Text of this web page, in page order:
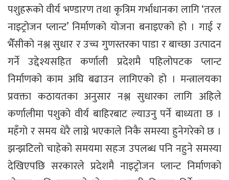
पशुहरूको वीर्य भण्डारण तथा कृत्रिम गर्भाधानका लागि ‘तरल
नाइट्रोजन प्लान्ट’ निर्माणको योजना बनाइएको हो । गाई र
भैँसीको नश्ल सुधार र उच्च गुणस्तरका पाडा र बाच्छा उत्पादन
गर्ने उद्देश्यसहित कर्णाली प्रदेशमै पहिलोपटक प्लान्ट
निर्माणको काम अघि बढाउन लागिएको हो । मन्त्रालयका
प्रवक्ता कठायतका अनुसार नश्ल सुधारका लागि अहिले
कर्णालीमा पशुको वीर्य बाहिरबाट ल्याउनु पर्ने बाध्यता छ ।
महँगो र समय धेरै लाग्ने भएकाले निकै समस्या हुनेगरेको छ ।
झन्झटिलो चाहेको समयमा सहज उपलब्ध पनि नहुने समस्या
देखिएपछि सरकारले प्रदेशमै नाइट्रोजन प्लान्ट निर्माणको